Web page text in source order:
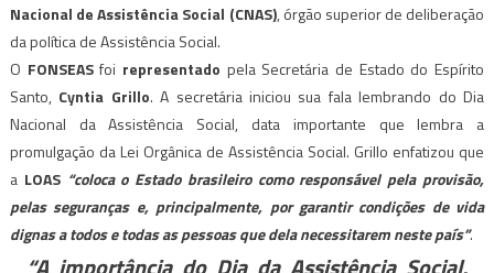
Nacional de Assistência Social (CNAS), órgão superior de deliberação
da política de Assistência Social.
O FONSEASfoi representado pela Secretária de Estado do Espírito
Santo, Cyntia Grillo. A secretária iniciou sua fala lembrando do Dia
Nacional da Assistência Social, data importante que lembra a
promulgação da Lei Orgânica de Assistência Social. Grillo enfatizou que
a LOAS “coloca o Estado brasileiro como responsável pela provisão,
pelas seguranças e, principalmente, por garantir condições de vida
dignas a todos e todas as pessoas que dela necessitarem neste país”.